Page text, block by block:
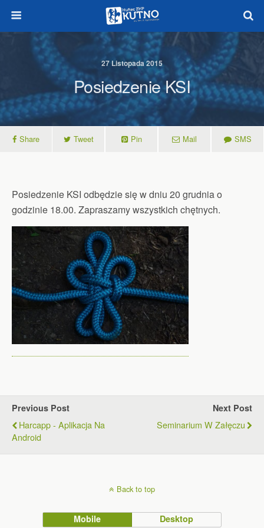
27 Listopada 2015
Posiedzenie KSI
Share Tweet Pin Mail SMS
Posiedzenie KSI odbędzie się w dniu 20 grudnia o
godzinie 18.00. Zapraszamy wszystkich chętnych.
Previous Post
Harcapp - Aplikacja Na
Android
Next Post
Seminarium W Załęczu
Back to top
Mobile Desktop